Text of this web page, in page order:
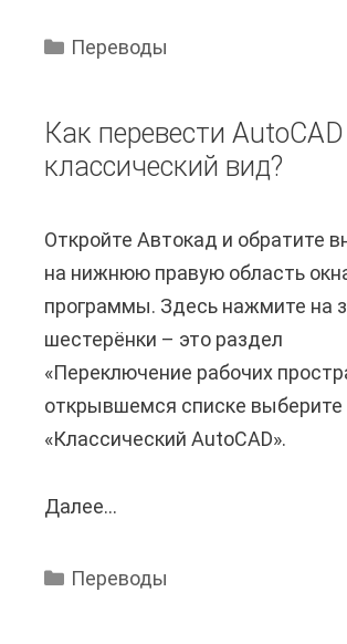
а
о
р
л
е
?
б
ж
е
и
е
и
з
R
G
B
Y
к
р
е
е
с
т
и
о
б
ъ
р
Переводы
Как перевести
классический вид?
Откройте Автокад и обратите
на нижнюю правую область
программы. Здесь нажмите на
шестерёнки – это раздел
«Переключение рабочих
открывшемся списке выберите
«Классический AutoCAD».
Далее...
к
Переводы